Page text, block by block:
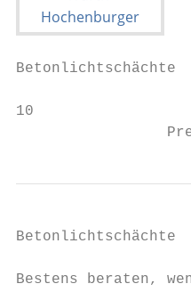
Betonlichtschächte
10
Betonlichtschächte
Bestens